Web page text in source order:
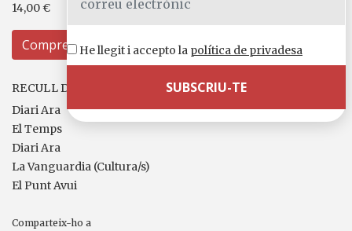
14,00 €
Compreu
RECULL DE PREMSA I MITJANS
Diari Ara
El Temps
Diari Ara
La Vanguardia (Cultura/s)
El Punt Avui
Comparteix-ho a
He llegit i accepto la política de privadesa